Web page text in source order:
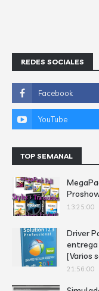
REDES SOCIALES
TOP SEMANAL
13:25:00
Driver
entrega
[Varios
21:56:00